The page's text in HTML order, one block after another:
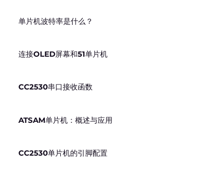
单片机波特率是什么？
连接OLED屏幕和51单片机
CC2530串口接收函数
ATSAM单片机：概述与应用
CC2530单片机的引脚配置